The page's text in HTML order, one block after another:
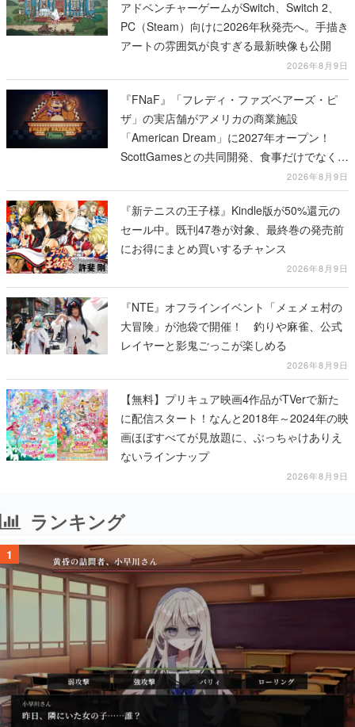
アドベンチャーゲームがSwitch、Switch 2、
PC（Steam）向けに2026年秋発売へ。手描き
アートの雰囲気が良すぎる最新映像も公開
2026年8月9日
『FNaF』「フレディ・ファズベアーズ・ピ
ザ」の実店舗がアメリカの商業施設
「American Dream」に2027年オープン！
ScottGamesとの共同開発、食事だけでなくス
テージショーや没入型のホラー体験も楽しめ
る
2026年8月9日
『新テニスの王子様』Kindle版が50%還元の
セール中。既刊47巻が対象、最終巻の発売前
にお得にまとめ買いするチャンス
2026年8月9日
『NTE』オフラインイベント「メェメェ村の
大冒険」が池袋で開催！ 釣りや麻雀、公式
レイヤーと影鬼ごっこが楽しめる
2026年8月9日
【無料】プリキュア映画4作品がTVerで新た
に配信スタート！なんと2018年～2024年の映
画ほぼすべてが見放題に、ぶっちゃけありえ
ないラインナップ
2026年8月9日
ランキング
1